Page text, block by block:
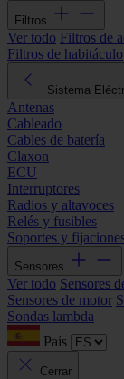
Filtros
Ver todo Filtros de
Filtros de habitáculo
Sistema
Antenas
Cableado
Cables de batería
Claxon
ECU
Interruptores
Radios y altavoces
Relés y fusibles
Soportes y
Sensores
Ver todo Sensores
Sensores de motor
Sondas lambda
País
Cerrar